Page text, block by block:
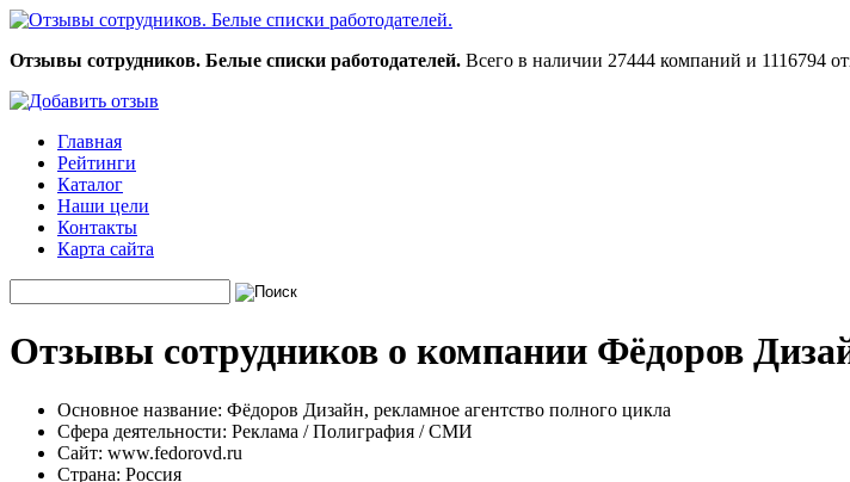
Отзывы сотрудников. Белые списки работодателей. Всего в наличии 27444 компаний и 1116794
Главная
Рейтинги
Каталог
Наши цели
Контакты
Карта сайта
Отзывы сотрудников о компании Фёдоров
Основное название: Фёдоров Дизайн, рекламное агентство полного цикла
Сфера деятельности: Реклама / Полиграфия / СМИ
Сайт: www.fedorovd.ru
Страна: Россия